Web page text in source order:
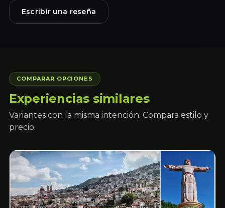
Escribir una reseña
COMPARAR OPCIONES
Experiencias similares
Variantes con la misma intención. Compara estilo y
precio.